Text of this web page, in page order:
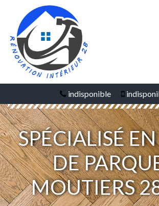
indisponible
SPÉCIALISÉ
DE
MOUTIERS